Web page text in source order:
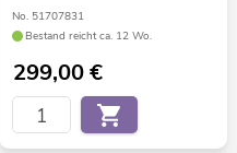
No. 51707831
Bestand reicht ca. 12 Wo.
299,00€